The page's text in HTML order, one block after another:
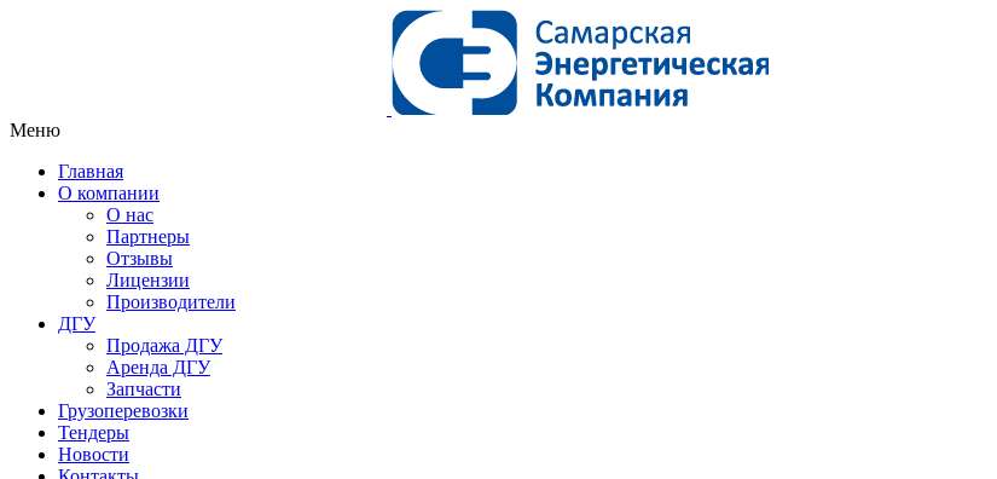
Меню
Главная
О компании
О нас
Партнеры
Отзывы
Лицензии
Производители
ДГУ
Продажа ДГУ
Аренда ДГУ
Запчасти
Грузоперевозки
Тендеры
Новости